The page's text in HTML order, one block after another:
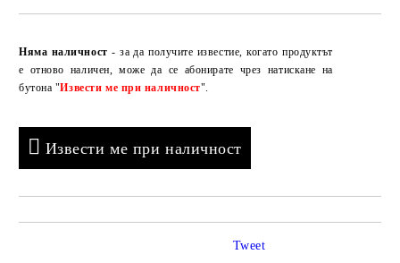
Няма наличност - за да получите известие, когато продуктът
е отново наличен, може да се абонирате чрез натискане на
бутона "Извести ме при наличност".
Извести ме при наличност
Tweet